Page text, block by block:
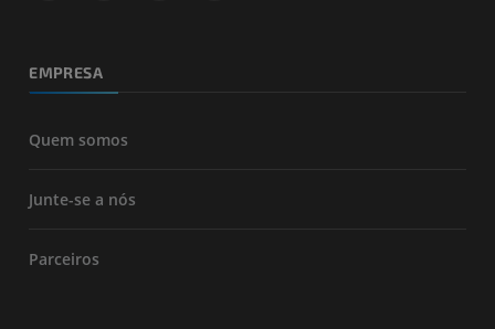
EMPRESA
Quem somos
Junte-se a nós
Parceiros